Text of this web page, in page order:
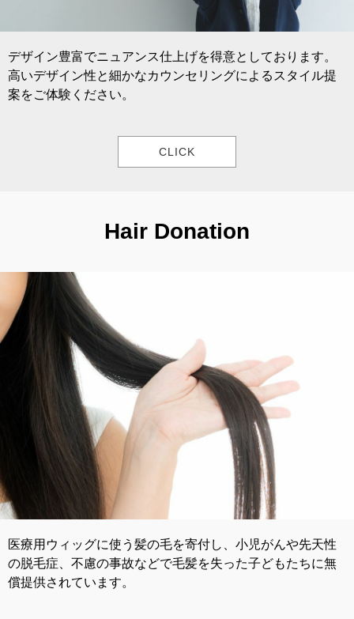
デザイン豊富でニュアンス仕上げを得意としております。
高いデザイン性と細かなカウンセリングによるスタイル提
案をご体験ください。
CLICK
Hair Donation
医療用ウィッグに使う髪の毛を寄付し、小児がんや先天性
の脱毛症、不慮の事故などで毛髪を失った子どもたちに無
償提供されています。